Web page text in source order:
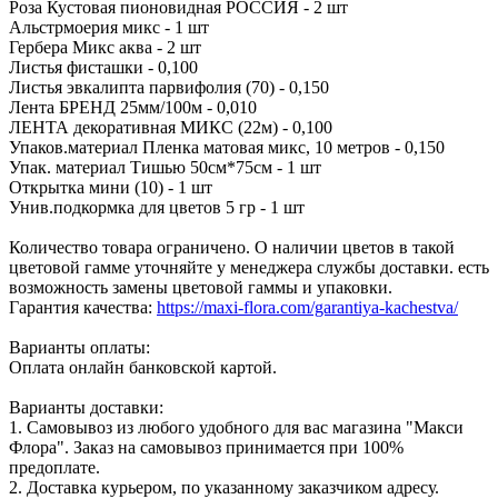
Роза Кустовая пионовидная РОССИЯ - 2 шт
Альстрмоерия микс - 1 шт
Гербера Микс аква - 2 шт
Листья фисташки - 0,100
Листья эвкалипта парвифолия (70) - 0,150
Лента БРЕНД 25мм/100м - 0,010
ЛЕНТА декоративная МИКС (22м) - 0,100
Упаков.материал Пленка матовая микс, 10 метров - 0,150
Упак. материал Тишью 50см*75см - 1 шт
Открытка мини (10) - 1 шт
Унив.подкормка для цветов 5 гр - 1 шт
Количество товара ограничено. О наличии цветов в такой
цветовой гамме уточняйте у менеджера службы доставки. есть
возможность замены цветовой гаммы и упаковки.
Гарантия качества: https://maxi-flora.com/garantiya-kachestva/
Варианты оплаты:
Оплата онлайн банковской картой.
Варианты доставки:
1. Самовывоз из любого удобного для вас магазина "Макси
Флора". Заказ на самовывоз принимается при 100%
предоплате.
2. Доставка курьером, по указанному заказчиком адресу.